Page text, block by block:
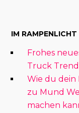
IM RAMPENLICHT
Frohes
Truck
Wie du
zu Mund
machen